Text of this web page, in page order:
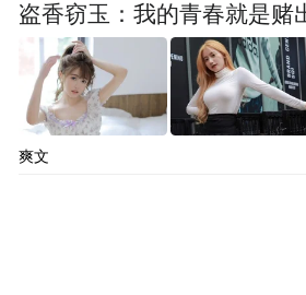
盗香窃玉：我的青春就是赌
爽文